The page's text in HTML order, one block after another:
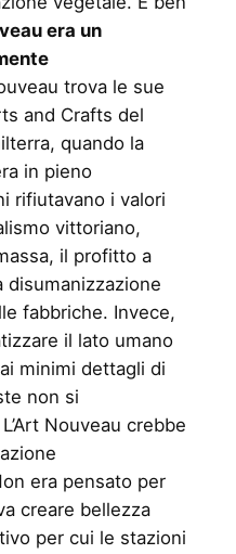
era un
trova le sue
and Crafts del
quando la
in pieno
rifiutavano i valori
vittoriano,
il profitto a
disumanizzazione
fabbriche. Invece,
il lato umano
minimi dettagli di
non si
Nouveau crebbe
era pensato per
creare bellezza
per cui le stazioni